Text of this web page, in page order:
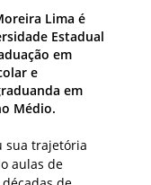
Lima é
Estadual
em
e
em
Médio.
sua trajetória
aulas de